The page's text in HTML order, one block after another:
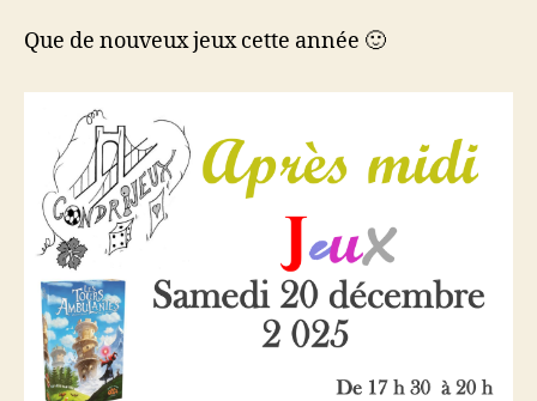
Que de nouveux jeux cette année 🙂